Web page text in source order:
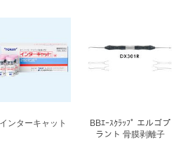
ンターキャット
BBｴｰｽｸﾗｯﾌﾟ エルゴプ
ラント 骨膜剥離子